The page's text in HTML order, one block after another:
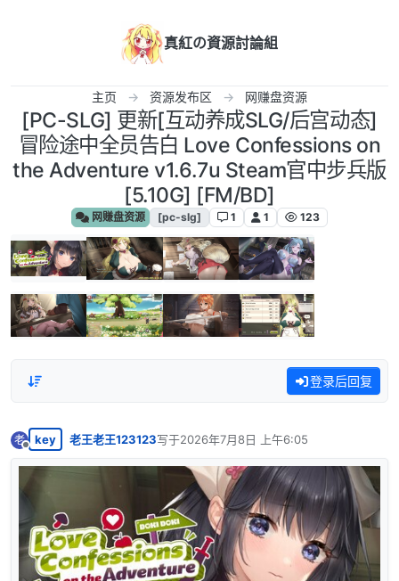
真紅の資源討論組
主页 资源发布区 网赚盘资源
[PC-SLG] 更新[互动养成SLG/后宫动态]
冒险途中全员告白 Love Confessions on
the Adventure v1.6.7u Steam官中步兵版
[5.10G] [FM/BD]
网赚盘资源 [pc-slg] 1 1 123
登录后回复
老
离线
key 老王老王123123写于2026年7月8日 上午6:05
最后由 编辑